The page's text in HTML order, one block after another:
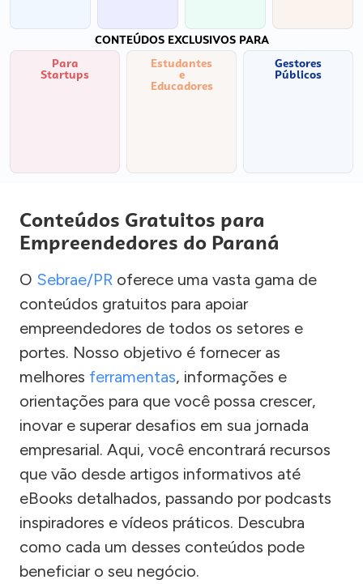
CONTEÚDOS EXCLUSIVOS PARA
Para
Startups
Estudantes
e
Educadores
Gestores
Públicos
Conteúdos Gratuitos para
Empreendedores do Paraná
O Sebrae/PR oferece uma vasta gama de
conteúdos gratuitos para apoiar
empreendedores de todos os setores e
portes. Nosso objetivo é fornecer as
melhores ferramentas, informações e
orientações para que você possa crescer,
inovar e superar desafios em sua jornada
empresarial. Aqui, você encontrará recursos
que vão desde artigos informativos até
eBooks detalhados, passando por podcasts
inspiradores e vídeos práticos. Descubra
como cada um desses conteúdos pode
beneficiar o seu negócio.